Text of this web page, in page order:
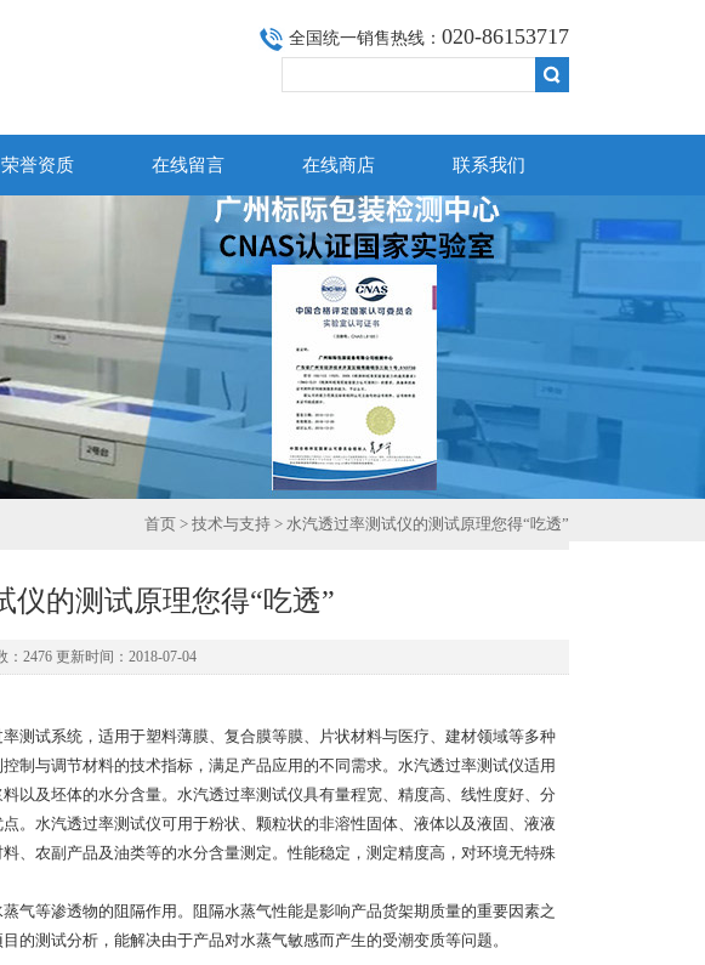
全国统一销售热线： 020-86153717
荣誉资质 在线留言 在线商店 联系我们
首页 > 技术与支持 > 水汽透过率测试仪的测试原理您得“吃透”
仪的测试原理您得“吃透”
：2476 更新时间：2018-07-04
测试系统，适用于塑料薄膜、复合膜等膜、片状材料与医疗、建材领域等多种
制与调节材料的技术指标，满足产品应用的不同需求。水汽透过率测试仪适用
以及坯体的水分含量。水汽透过率测试仪具有量程宽、精度高、线性度好、分
。水汽透过率测试仪可用于粉状、颗粒状的非溶性固体、液体以及液固、液液
、农副产品及油类等的水分含量测定。性能稳定，测定精度高，对环境无特殊
等渗透物的阻隔作用。阻隔水蒸气性能是影响产品货架期质量的重要因素之
的测试分析，能解决由于产品对水蒸气敏感而产生的受潮变质等问题。